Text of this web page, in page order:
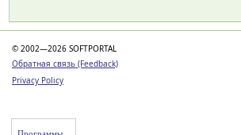
© 2002—2026 SOFTPORTAL
Обратная связь (Feedback)
Privacy Policy